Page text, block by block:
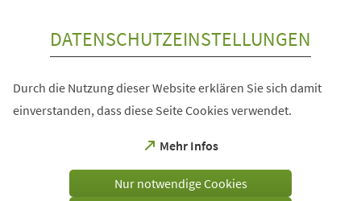
DATENSCHUTZEINSTELLUNGEN
Durch die Nutzung dieser Website erklären Sie sich damit
einverstanden, dass diese Seite Cookies verwendet.
Mehr Infos
(Öffnet
einem
Nur notwendige Cookies